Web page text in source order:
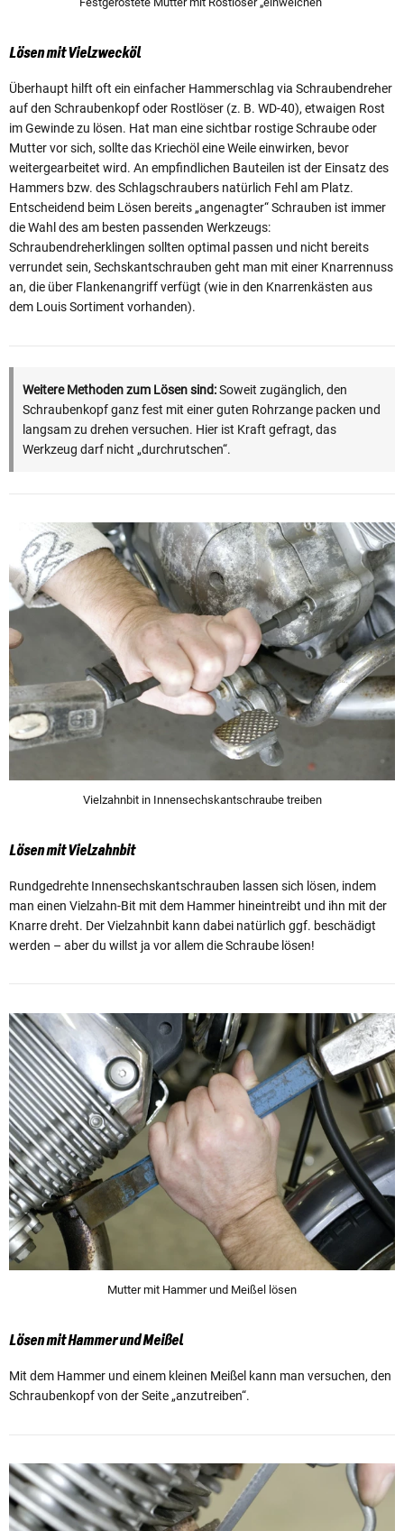
Lösen mit Vielzwecköl
Überhaupt hilft oft ein einfacher Hammerschlag via Schraubendreher
auf den Schraubenkopf oder Rostlöser (z. B. WD-40), etwaigen Rost
im Gewinde zu lösen. Hat man eine sichtbar rostige Schraube oder
Mutter vor sich, sollte das Kriechöl eine Weile einwirken, bevor
weitergearbeitet wird. An empfindlichen Bauteilen ist der Einsatz des
Hammers bzw. des Schlagschraubers natürlich Fehl am Platz.
Entscheidend beim Lösen bereits „angenagter“ Schrauben ist immer
die Wahl des am besten passenden Werkzeugs:
Schraubendreherklingen sollten optimal passen und nicht bereits
verrundet sein, Sechskantschrauben geht man mit einer Knarrennuss
an, die über Flankenangriff verfügt (wie in den Knarrenkästen aus
dem Louis Sortiment vorhanden).
Weitere Methoden zum Lösen sind:Soweit zugänglich, den
Schraubenkopf ganz fest mit einer guten Rohrzange packen und
langsam zu drehen versuchen. Hier ist Kraft gefragt, das
Werkzeug darf nicht „durchrutschen“.
Vielzahnbit in Innensechskantschraube treiben
Lösen mit Vielzahnbit
Rundgedrehte Innensechskantschrauben lassen sich lösen, indem
man einen Vielzahn-Bit mit dem Hammer hineintreibt und ihn mit der
Knarre dreht. Der Vielzahnbit kann dabei natürlich ggf. beschädigt
werden – aber du willst ja vor allem die Schraube lösen!
Mutter mit Hammer und Meißel lösen
Lösen mit Hammer und Meißel
Mit dem Hammer und einem kleinen Meißel kann man versuchen, den
Schraubenkopf von der Seite „anzutreiben“.